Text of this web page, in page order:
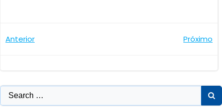
Navegação
Post
Anterior
Post
Próximo
Search
for: